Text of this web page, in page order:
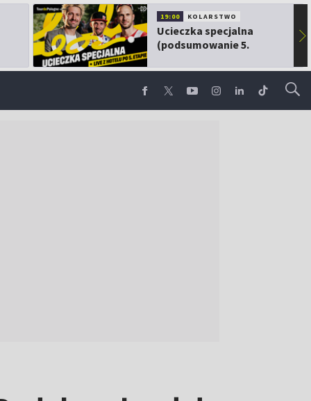
19:00 KOLARSTWO
Ucieczka specjalna
(podsumowanie 5.
▶